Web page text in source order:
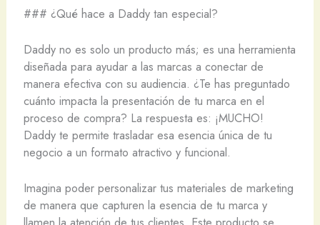
### ¿Qué hace a Daddy tan especial?
Daddy no es solo un producto más; es una herramienta
diseñada para ayudar a las marcas a conectar de
manera efectiva con su audiencia. ¿Te has preguntado
cuánto impacta la presentación de tu marca en el
proceso de compra? La respuesta es: ¡MUCHO!
Daddy te permite trasladar esa esencia única de tu
negocio a un formato atractivo y funcional.
Imagina poder personalizar tus materiales de marketing
de manera que capturen la esencia de tu marca y